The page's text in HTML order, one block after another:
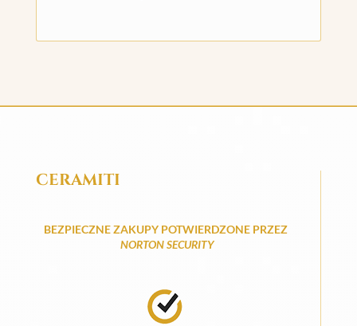
CERAMITI
BEZPIECZNE ZAKUPY POTWIERDZONE PRZEZ
NORTON SECURITY